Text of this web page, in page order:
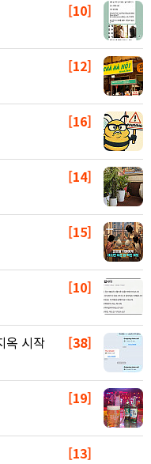
[10]
[12]
[16]
[14]
[15]
[10]
[38]
옥 시작
[19]
[13]